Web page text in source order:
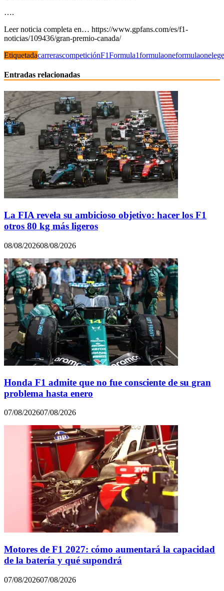
….
Leer noticia completa en… https://www.gpfans.com/es/f1-
noticias/109436/gran-premio-canada/
EtiquetadacarrerascompeticiónF1Formula1formulaone
Entradas relacionadas
La FIA revela su ambicioso objetivo: hacer los F1
otros 80 kg más ligeros
08/08/202608/08/2026
Honda F1 admite que no fue consciente de su gran
problema hasta enero
07/08/202607/08/2026
Motores de F1 2027: cómo aumentará la capacidad
de la batería y qué supondrá
07/08/202607/08/2026